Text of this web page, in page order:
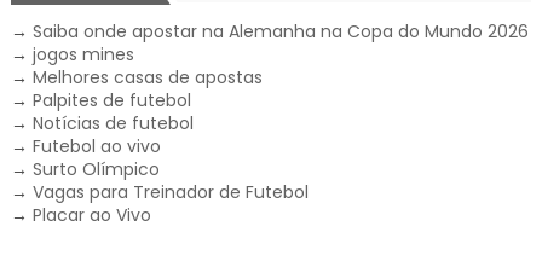
→ Saiba onde apostar na Alemanha na Copa do Mundo 2026
→ jogos mines
→ Melhores casas de apostas
→ Palpites de futebol
→ Notícias de futebol
→ Futebol ao vivo
→ Surto Olímpico
→ Vagas para Treinador de Futebol
→ Placar ao Vivo